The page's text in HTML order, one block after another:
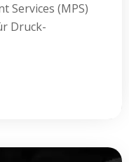
Services (MPS)
Druck­